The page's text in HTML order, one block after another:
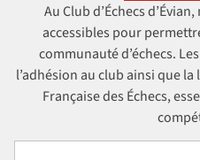
Au Club d’Échecs
accessibles pour
communauté d’échecs.
l’adhésion au club ainsi que
Française des Échecs,